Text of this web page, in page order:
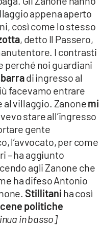
appena aperto
così come lo stesso
, detto Il Passero,
I contrasti
perché noi guardiani
di ingresso al
facevamo entrare
villaggio. Zanonemi
stare all’ingresso
gente
l’avvocato, per come
– ha aggiunto
agli Zanone che
ha difeso Antonio
Stillitani ha così
cene politiche
in basso]